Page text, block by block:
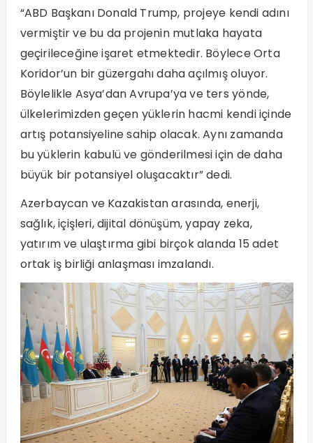
“ABD Başkanı Donald Trump, projeye kendi adını
vermiştir ve bu da projenin mutlaka hayata
geçirileceğine işaret etmektedir. Böylece Orta
Koridor’un bir güzergahı daha açılmış oluyor.
Böylelikle Asya’dan Avrupa’ya ve ters yönde,
ülkelerimizden geçen yüklerin hacmi kendi içinde
artış potansiyeline sahip olacak. Aynı zamanda
bu yüklerin kabulü ve gönderilmesi için de daha
büyük bir potansiyel oluşacaktır” dedi.
Azerbaycan ve Kazakistan arasında, enerji,
sağlık, içişleri, dijital dönüşüm, yapay zeka,
yatırım ve ulaştırma gibi birçok alanda 15 adet
ortak iş birliği anlaşması imzalandı.